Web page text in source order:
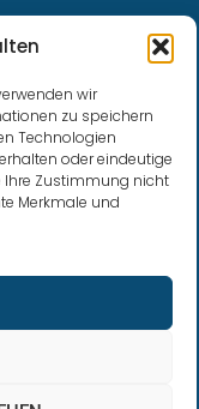
wir
zu speichern
Technologien
oder eindeutige
Ihre Zustimmung nicht
Merkmale und